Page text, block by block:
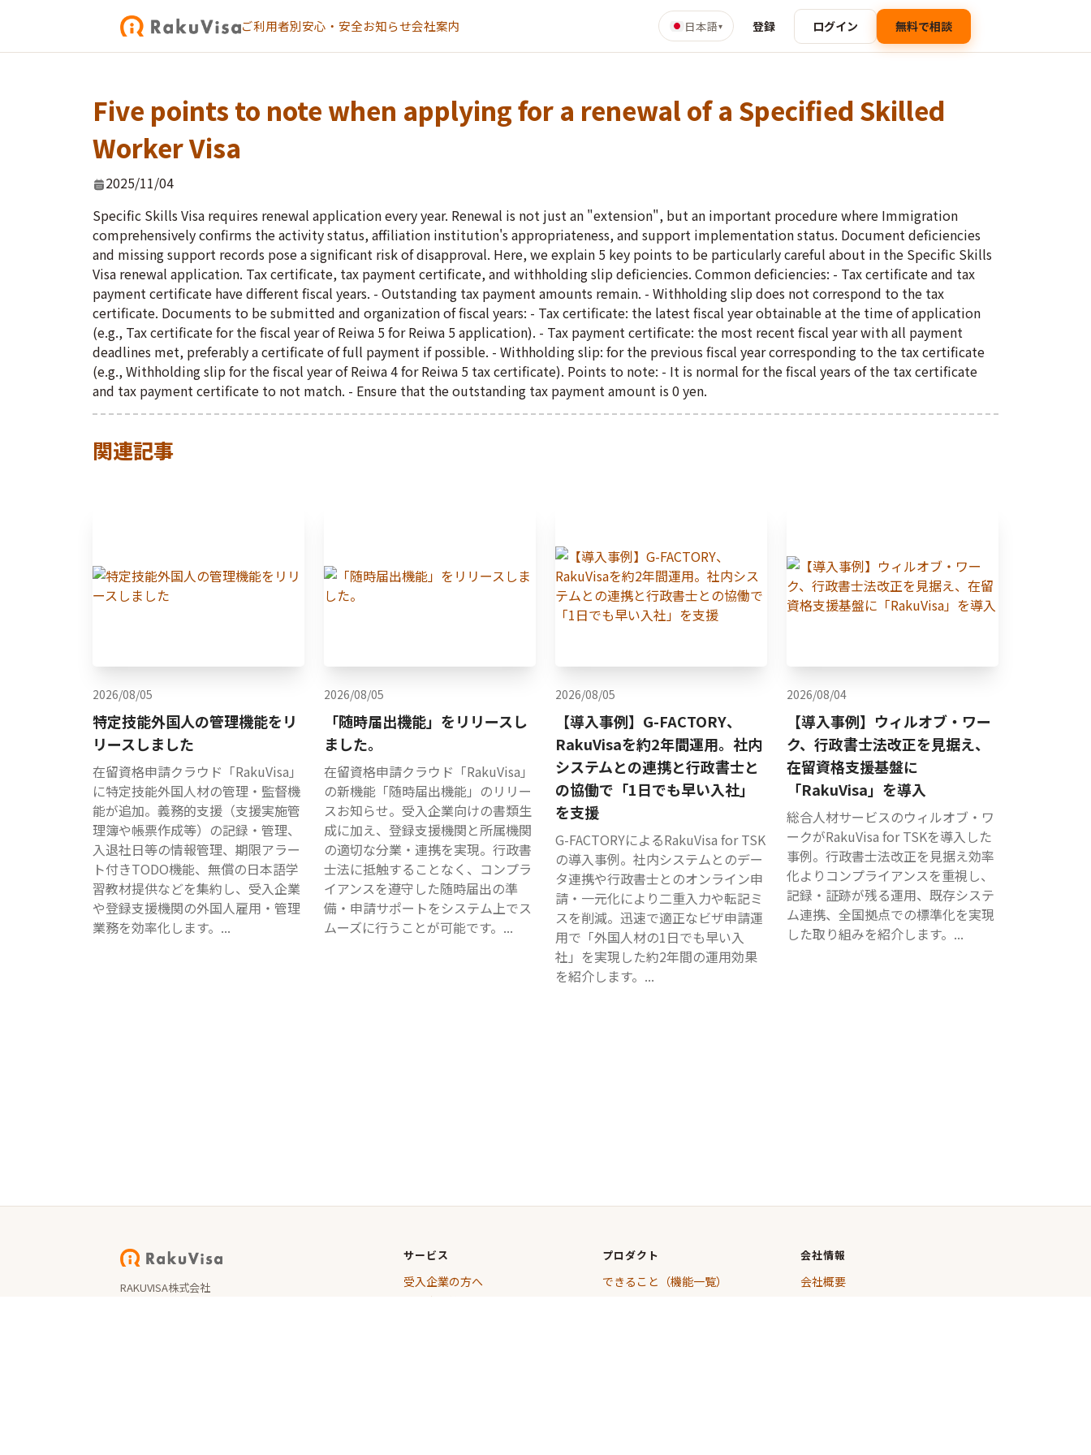
ご利用者別安心・安全お知らせ会社案内 日本語▾ 登録 ログイン 無料で相談
Five points to note when applying for a renewal of a Specified Skilled
Worker Visa
2025/11/04
Specific Skills Visa requires renewal application every year. Renewal is not just an "extension", but an important procedure where Immigration
comprehensively confirms the activity status, affiliation institution's appropriateness, and support implementation status. Document deficiencies
and missing support records pose a significant risk of disapproval. Here, we explain 5 key points to be particularly careful about in the Specific Skills
Visa renewal application. Tax certificate, tax payment certificate, and withholding slip deficiencies. Common deficiencies: - Tax certificate and tax
payment certificate have different fiscal years. - Outstanding tax payment amounts remain. - Withholding slip does not correspond to the tax
certificate. Documents to be submitted and organization of fiscal years: - Tax certificate: the latest fiscal year obtainable at the time of application
(e.g., Tax certificate for the fiscal year of Reiwa 5 for Reiwa 5 application). - Tax payment certificate: the most recent fiscal year with all payment
deadlines met, preferably a certificate of full payment if possible. - Withholding slip: for the previous fiscal year corresponding to the tax certificate
(e.g., Withholding slip for the fiscal year of Reiwa 4 for Reiwa 5 tax certificate). Points to note: - It is normal for the fiscal years of the tax certificate
and tax payment certificate to not match. - Ensure that the outstanding tax payment amount is 0 yen.
関連記事
2026/08/05
特定技能外国人の管理機能をリ
リースしました
在留資格申請クラウド「RakuVisa」
に特定技能外国人材の管理・監督機
能が追加。義務的支援（支援実施管
理簿や帳票作成等）の記録・管理、
入退社日等の情報管理、期限アラー
ト付きTODO機能、無償の日本語学
習教材提供などを集約し、受入企業
や登録支援機関の外国人雇用・管理
業務を効率化します。...
2026/08/05
「随時届出機能」をリリースし
ました。
在留資格申請クラウド「RakuVisa」
の新機能「随時届出機能」のリリー
スお知らせ。受入企業向けの書類生
成に加え、登録支援機関と所属機関
の適切な分業・連携を実現。行政書
士法に抵触することなく、コンプラ
イアンスを遵守した随時届出の準
備・申請サポートをシステム上でス
ムーズに行うことが可能です。...
2026/08/05
【導入事例】G-FACTORY、
RakuVisaを約2年間運用。社内
システムとの連携と行政書士と
の協働で「1日でも早い入社」
を支援
G-FACTORYによるRakuVisa for TSK
の導入事例。社内システムとのデー
タ連携や行政書士とのオンライン申
請・一元化により二重入力や転記ミ
スを削減。迅速で適正なビザ申請運
用で「外国人材の1日でも早い入
社」を実現した約2年間の運用効果
を紹介します。...
2026/08/04
【導入事例】ウィルオブ・ワー
ク、行政書士法改正を見据え、
在留資格支援基盤に
「RakuVisa」を導入
総合人材サービスのウィルオブ・ワ
ークがRakuVisa for TSKを導入した
事例。行政書士法改正を見据え効率
化よりコンプライアンスを重視し、
記録・証跡が残る運用、既存システ
ム連携、全国拠点での標準化を実現
した取り組みを紹介します。...
RAKUVISA株式会社
サービス
受入企業の方へ
登録支援機関の方へ
プロダクト
できること（機能一覧）
会社情報
会社概要